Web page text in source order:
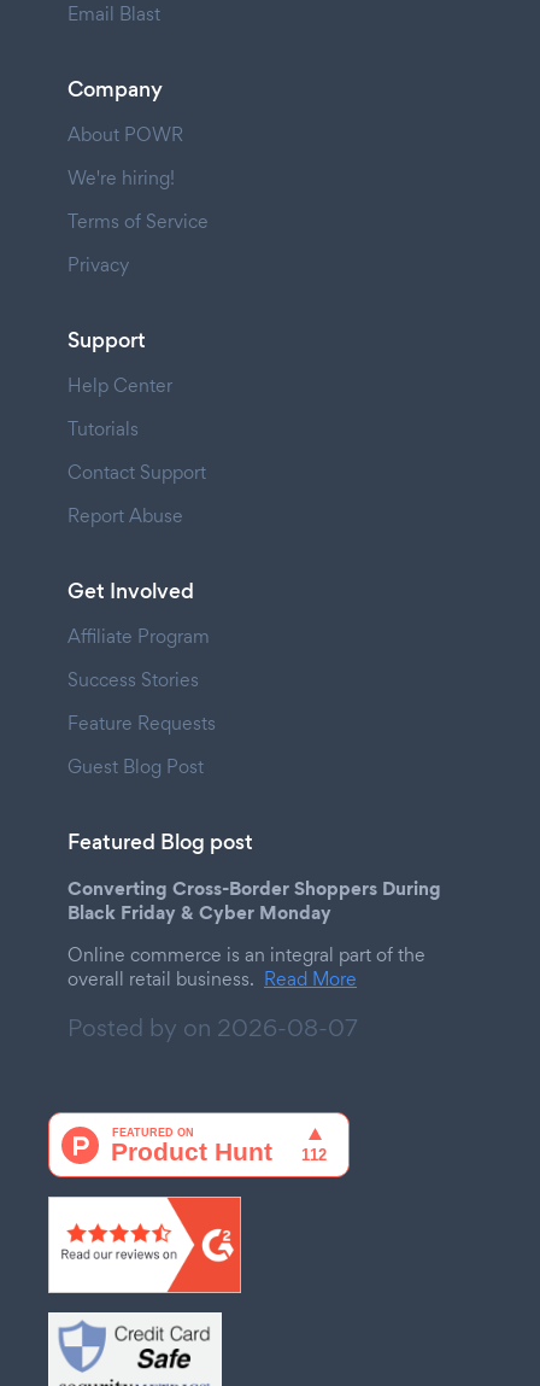
Email Blast
Company
About POWR
We're hiring!
Terms of Service
Privacy
Support
Help Center
Tutorials
Contact Support
Report Abuse
Get Involved
Affiliate Program
Success Stories
Feature Requests
Guest Blog Post
Featured Blog post
Converting Cross-Border Shoppers During
Black Friday & Cyber Monday
Online commerce is an integral part of the
overall retail business. Read More
Posted by on 2026-08-07